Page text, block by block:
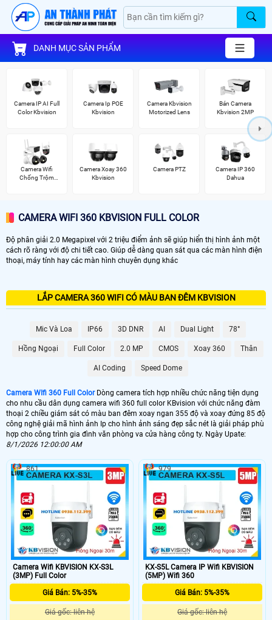
DANH MỤC SẢN PHẨM
Camera IP AI Full
Color Kbvision
Camera Ip POE
Kbvision
Camera Kbvision
Motorized Lens
Bán Camera
Kbvision 2MP
Camera Wifi
Chống Trộm
Camera Xoay 360
Kbvision
Camera PTZ
Camera IP 360
Dahua
CAMERA WIFI 360 KBVISION FULL COLOR
Độ phân giải 2.0 Megapixel với 2 triệu điểm ảnh sẽ giúp hiển thị hình ảnh một
cách rõ ràng với độ chi tiết cao. Giúp dễ dàng quan sát qua các màn hình điện
thoại, máy tính hay các màn hình chuyên dụng khác
LẮP CAMERA 360 WIFI CÓ MÀU BAN ĐÊM KBVISION
Mic Và Loa IP66 3D DNR AI Dual Light 78°
Hồng Ngoại Full Color 2.0 MP CMOS Xoay 360 Thân
AI Coding Speed Dome
Camera WIfi 360 Full ColorDòng camera tích hợp nhiều chức năng tiện dụng
cho nhu cầu dân dụng camera wifi 360 full color KBvision với chức năng đàm
thoại 2 chiều giám sát có màu ban đêm xoay ngan 355 độ và xoay đứng 85 độ
công nghệ giải mã hình ảnh Ip cho hình ảnh sáng đẹp sắc nét là giải pháp phù
hợp cho công trình gia đình văn phòng va cửa hàng công ty. Ngày Upate:
8/1/2026 12:00:00 AM
Camera Wifi KBVISION KX-S3L
(3MP) Full Color
Giá Bán: 5%-35%
Giá gốc: liên hệ
861
KX-S5L Camera IP Wifi KBVISION
(5MP) Wifi 360
Giá Bán: 5%-35%
Giá gốc: liên hệ
979